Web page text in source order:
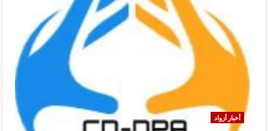
أخبار أزواد